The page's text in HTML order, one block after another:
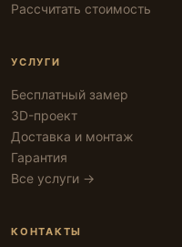
Рассчитать стоимость
УСЛУГИ
Бесплатный замер
3D-проект
Доставка и монтаж
Гарантия
Все услуги →
КОНТАКТЫ